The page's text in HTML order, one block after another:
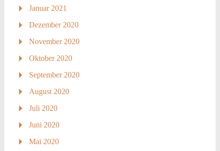
Januar 2021
Dezember 2020
November 2020
Oktober 2020
September 2020
August 2020
Juli 2020
Juni 2020
Mai 2020